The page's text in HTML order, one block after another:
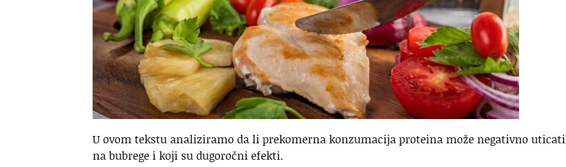
U ovom tekstu analiziramo da li prekomerna konzumacija proteina može negativno uticati
na bubrege i koji su dugoročni efekti.